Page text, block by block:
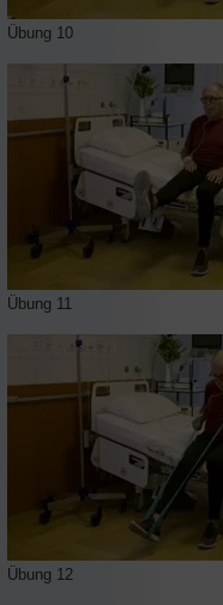
Übung 10
Übung 11
Übung 12